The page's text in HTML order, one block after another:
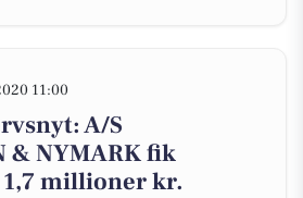
11:00
A/S
& NYMARK fik
millioner kr.